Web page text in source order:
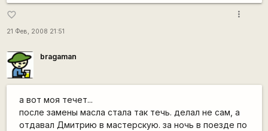
favorite_border
21 Фев, 2008 21:51
more_vert
bragaman
а вот моя течет...
после замены масла стала так течь. делал не сам, а
отдавал Дмитрию в мастерскую. за ночь в поезде по